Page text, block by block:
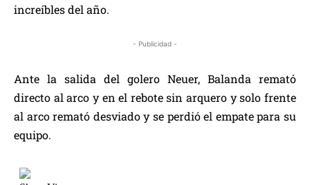
increíbles del año.
- Publicidad -
Ante la salida del golero Neuer, Balanda remató
directo al arco y en el rebote sin arquero y solo frente
al arco remató desviado y se perdió el empate para su
equipo.